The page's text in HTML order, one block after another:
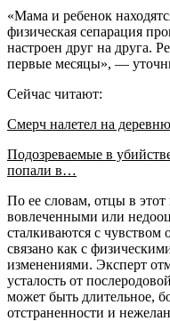
«Мама и ребенок
физическая сепарация
настроен друг на друга.
первые месяцы», —
Сейчас читают:
Смерч налетел на
Подозреваемые в
попали в…
По ее словам, отцы в
вовлеченными или
сталкиваются с чувством
связано как с
изменениями. Эксперт
усталость от
может быть длительное,
отстраненности и